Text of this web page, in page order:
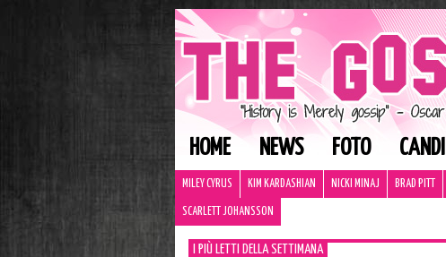
HOME NEWS FOTO
MILEY CYRUS KIM KARDASHIAN NICKI MINAJ BRAD PITT
SCARLETT JOHANSSON
I PIÙ LETTI DELLA SETTIMANA